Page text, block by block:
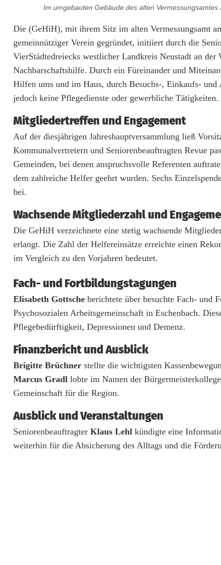
s
c
h
a
f
t
f
ü
r
H
i
l
f
b
e
d
ü
r
f
i
Im umgebauten Gebäude des alten
Die (GeHiH), mit ihrem Sitz im alten Vermessungsamt
gemeinnütziger Verein gegründet, initiiert durch die
VierStädtedreiecks westlicher Landkreis Neustadt an
Nachbarschaftshilfe. Durch ein Füreinander und
Hilfen ums und im Haus, durch Besuchs-, Einkaufs-
jedoch keine Pflegedienste oder gewerbliche Tätigkeiten.
Mitgliedertreffen und Engagement
Auf der diesjährigen Jahreshauptversammlung ließ
Kommunalvertretern und Seniorenbeauftragten Revue
Gemeinden, bei denen anspruchsvolle Referenten
dem zahlreiche Helfer geehrt wurden. Sechs
bei.
Wachsende Mitgliederzahl und
Die GeHiH verzeichnete eine stetig wachsende
erlangt. Die Zahl der Helfereinsätze erreichte einen
im Vergleich zu den Vorjahren bedeutet.
Fach- und Fortbildungstagungen
Elisabeth Gottsche berichtete über besuchte Fach- und
Psychosozialen Arbeitsgemeinschaft in Eschenbach.
Pflegebedürftigkeit, Depressionen und Demenz.
Finanzbericht und Ausblick
Brigitte Brüchner stellte die wichtigsten
Marcus Gradl lobte im Namen der
Gemeinschaft für die Region.
Ausblick und Veranstaltungen
Seniorenbeauftragter Klaus Lehl kündigte eine
weiterhin für die Absicherung des Alltags und die